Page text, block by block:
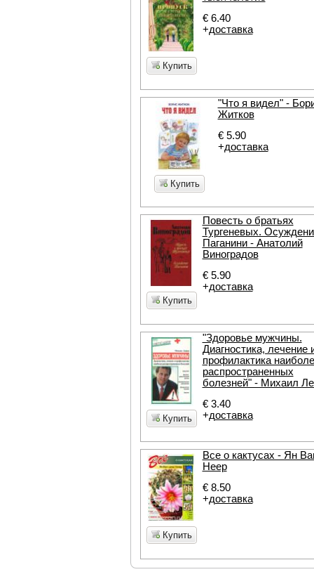
Купить
€ 6.40
+доставка
Купить
"Что я видел" -
Житков
€ 5.90
+доставка
Купить
Повесть о братьях
Тургеневых.
Паганини - Анатолий
Виноградов
€ 5.90
+доставка
Купить
"Здоровье мужчины.
Диагностика, лечение
профилактика
распространенных
болезней" - Михаил
€ 3.40
+доставка
Купить
Все о кактусах - Ян
Неер
€ 8.50
+доставка